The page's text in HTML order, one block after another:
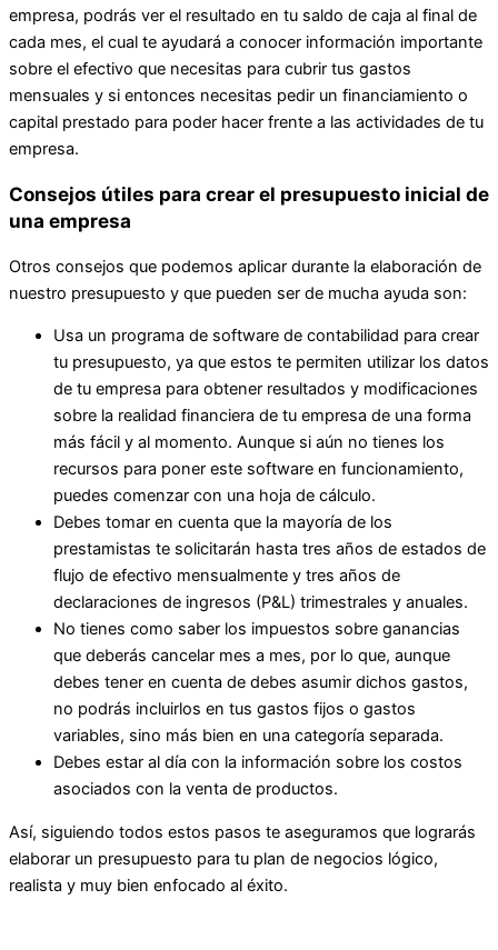
empresa, podrás ver el resultado en tu saldo de caja al final de
cada mes, el cual te ayudará a conocer información importante
sobre el efectivo que necesitas para cubrir tus gastos
mensuales y si entonces necesitas pedir un financiamiento o
capital prestado para poder hacer frente a las actividades de tu
empresa.
Consejos útiles para crear el presupuesto inicial de
una empresa
Otros consejos que podemos aplicar durante la elaboración de
nuestro presupuesto y que pueden ser de mucha ayuda son:
Usa un programa de software de contabilidad para crear
tu presupuesto, ya que estos te permiten utilizar los datos
de tu empresa para obtener resultados y modificaciones
sobre la realidad financiera de tu empresa de una forma
más fácil y al momento. Aunque si aún no tienes los
recursos para poner este software en funcionamiento,
puedes comenzar con una hoja de cálculo.
Debes tomar en cuenta que la mayoría de los
prestamistas te solicitarán hasta tres años de estados de
flujo de efectivo mensualmente y tres años de
declaraciones de ingresos (P&L) trimestrales y anuales.
No tienes como saber los impuestos sobre ganancias
que deberás cancelar mes a mes, por lo que, aunque
debes tener en cuenta de debes asumir dichos gastos,
no podrás incluirlos en tus gastos fijos o gastos
variables, sino más bien en una categoría separada.
Debes estar al día con la información sobre los costos
asociados con la venta de productos.
Así, siguiendo todos estos pasos te aseguramos que lograrás
elaborar un presupuesto para tu plan de negocios lógico,
realista y muy bien enfocado al éxito.